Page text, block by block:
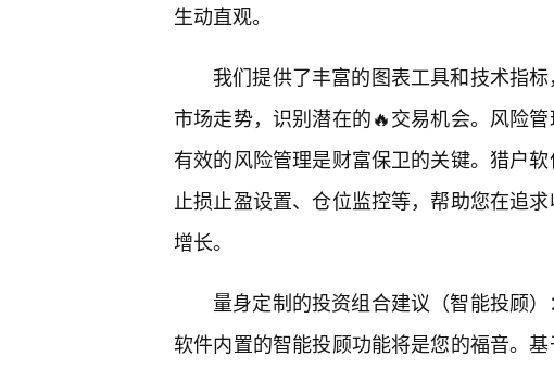
生动直观。
我们提供了丰富的图表工具和技术指
市场走势，识别潜在的🔥交易机会。风险
有效的风险管理是财富保卫的关键。猎户
止损止盈设置、仓位监控等，帮助您在追
增长。
量身定制的投资组合建议（智能投顾
软件内置的智能投顾功能将是您的福音。